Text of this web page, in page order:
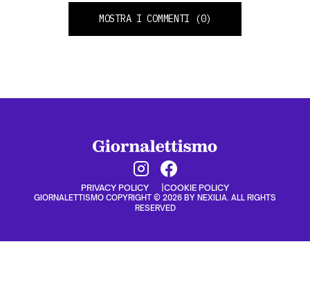
MOSTRA I COMMENTI (0)
PRIVACY POLICY COOKIE POLICY
GIORNALETTISMO COPYRIGHT © 2026 BY NEXILIA. ALL RIGHTS
RESERVED